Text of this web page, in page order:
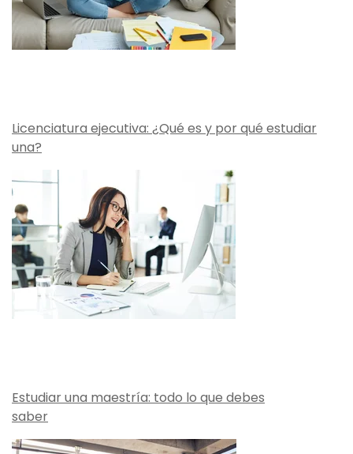
Licenciatura ejecutiva: ¿Qué es y por qué estudiar
una?
Estudiar una maestría: todo lo que debes
saber